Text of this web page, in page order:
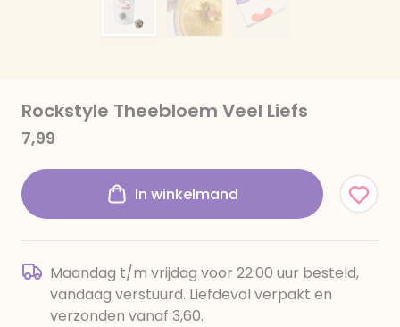
Rockstyle Theebloem Veel Liefs
7,99
In winkelmand
Maandag t/m vrijdag voor 22:00 uur besteld,
vandaag verstuurd. Liefdevol verpakt en
verzonden vanaf 3,60.